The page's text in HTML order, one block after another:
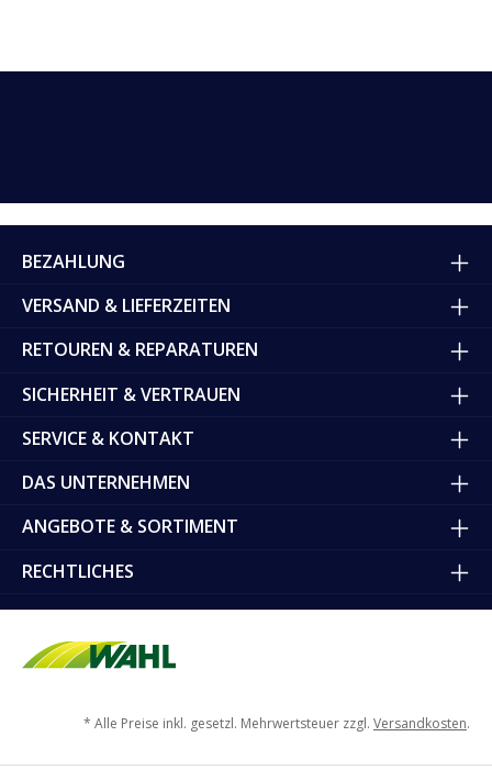
BEZAHLUNG
VERSAND & LIEFERZEITEN
RETOUREN & REPARATUREN
SICHERHEIT & VERTRAUEN
SERVICE & KONTAKT
DAS UNTERNEHMEN
ANGEBOTE & SORTIMENT
RECHTLICHES
* Alle Preise inkl. gesetzl. Mehrwertsteuer zzgl. Versandkosten.